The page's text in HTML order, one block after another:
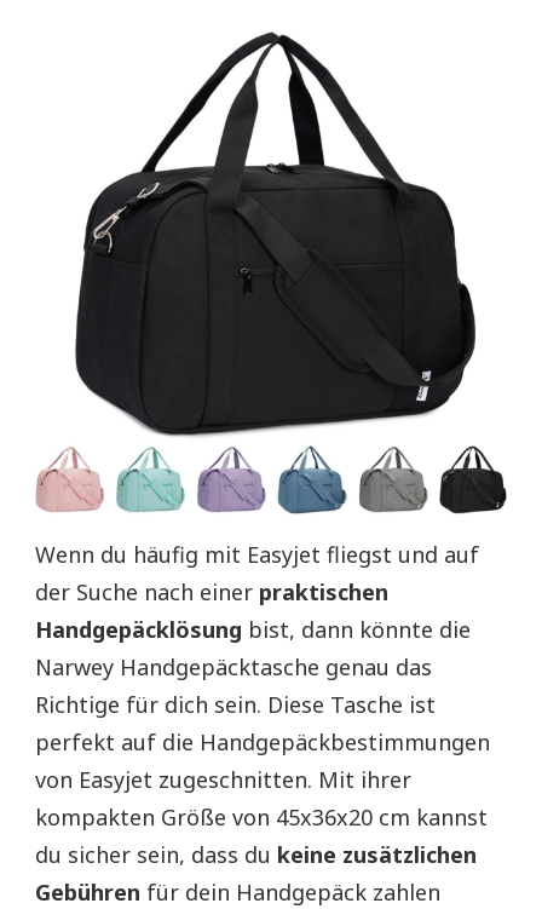
Wenn du häufig mit Easyjet fliegst und auf
der Suche nach einer praktischen
Handgepäcklösung bist, dann könnte die
Narwey Handgepäcktasche genau das
Richtige für dich sein. Diese Tasche ist
perfekt auf die Handgepäckbestimmungen
von Easyjet zugeschnitten. Mit ihrer
kompakten Größe von 45x36x20 cm kannst
du sicher sein, dass du keine zusätzlichen
Gebühren für dein Handgepäck zahlen